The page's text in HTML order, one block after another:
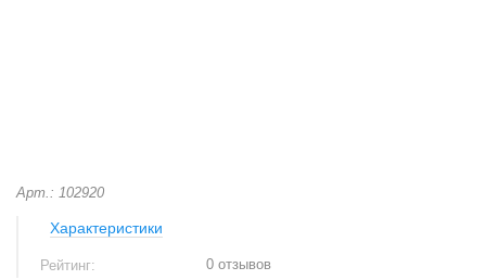
Арт.: 102920
Характеристики
Рейтинг: 0 отзывов